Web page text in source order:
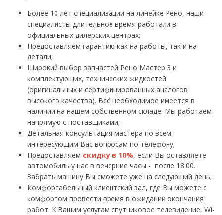
Более 10 лет специализации на линейке Рено, наши
специалисты длительное время работали в
официальных дилерских центрах;
Предоставляем гарантию как на работы, так и на
детали;
Широкий выбор запчастей Рено Мастер 3 и
комплектующих, технических жидкостей
(оригинальных и сертифицированных аналогов
высокого качества). Всё необходимое имеется в
наличии на нашем собственном складе. Мы работаем
напрямую с поставщиками;
Детальная консультация мастера по всем
интересующим Вас вопросам по телефону;
Предоставляем скидку в 10%, если Вы оставляете
автомобиль у нас в вечерние часы - после 18.00.
Забрать машину Вы сможете уже на следующий день;
Комфортабельный клиентский зал, где Вы можете с
комфортом провести время в ожидании окончания
работ. К Вашим услугам спутниковое телевидение, Wi-